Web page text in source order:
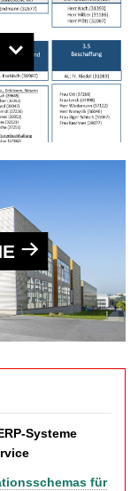
Systeme
für